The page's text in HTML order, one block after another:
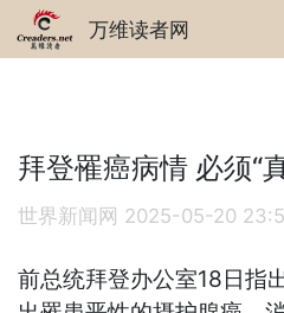
万维读者网
拜登罹癌病情 必须“
世界新闻网 2025-05-20
前总统拜登办公室18日指